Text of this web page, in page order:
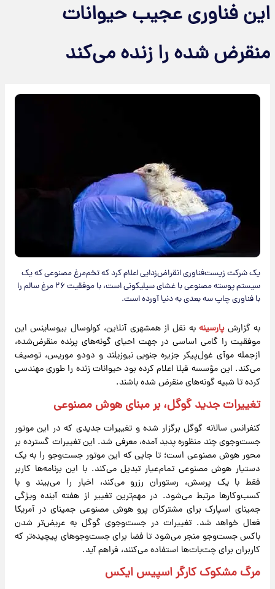
این فناوری عجیب حیوانات
منقرض شده را زنده می‌کند
یک شرکت زیست‌فناوری انقراض‌زدایی اعلام کرد که تخم‌مرغ مصنوعی که یک
سیستم پوسته مصنوعی با غشای سیلیکونی است، با موفقیت ۲۶ مرغ سالم را
با فناوری چاپ سه بعدی به دنیا آورده است.
به گزارش پارسینهبه نقل از همشهری آنلاین، کولوسال بیوساینس این
موفقیت را گامی اساسی در جهت احیای گونه‌های پرنده منقرض‌شده،
ازجمله موآی غول‌پیکر جزیره جنوبی نیوزیلند و دودو موریس، توصیف
می‌کند. این مؤسسه قبلا اعلام کرده بود حیوانات زنده را طوری مهندسی
کرده تا شبیه گونه‌های منقرض شده باشند.
تغییرات جدید گوگل، بر مبنای هوش مصنوعی
کنفرانس سالانه گوگل برگزار شده و تغییرات جدیدی که در این موتور
جست‌وجوی چند منظوره پدید آمده، معرفی شد. این تغییرات گسترده بر
محور هوش مصنوعی است؛ تا جایی که این موتور جست‌وجو را به یک
دستیار هوش مصنوعی تمام‌عیار تبدیل می‌کند. با این برنامه‌ها کاربر
فقط با یک پرسش، رستوران رزرو می‌کند، اخبار را می‌بیند و با
کسب‌وکارها مرتبط می‌شود. در مهم‌ترین تغییر از هفته آینده ویژگی
جمینای اسپارک برای مشترکان پرو هوش مصنوعی جمینای در آمریکا
فعال خواهد شد. تغییرات در جست‌وجوی گوگل به عریض‌تر شدن
باکس جست‌وجو منجر می‌شود تا فضا برای جست‌وجوهای پیچیده‌تر که
کاربران برای چت‌بات‌ها استفاده می‌کنند، فراهم آید.
مرگ مشکوک کارگر اسپیس ایکس